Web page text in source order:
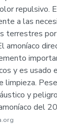
repulsivo.
a las
terrestres
amoníaco
y es usado
limpieza.
y
del